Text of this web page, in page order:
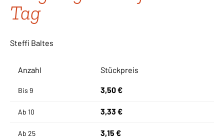
Tag
Steffi Baltes
Anzahl Stückpreis
Bis 9 3,50 €
Ab 10 3,33 €
Ab 25 3,15 €